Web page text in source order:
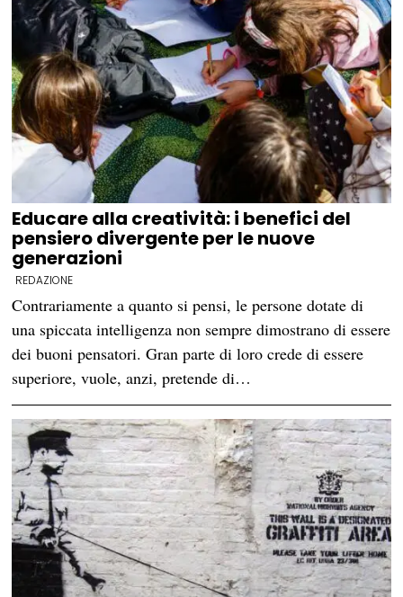
Educare alla creatività: i benefici del
pensiero divergente per le nuove
generazioni
REDAZIONE
Contrariamente a quanto si pensi, le persone dotate di
una spiccata intelligenza non sempre dimostrano di essere
dei buoni pensatori. Gran parte di loro crede di essere
superiore, vuole, anzi, pretende di…